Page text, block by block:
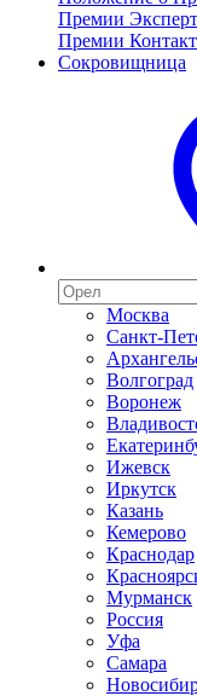
Премии
Премии
Сокровищница
Москва
Санкт-
Волгоград
Воронеж
Ижевск
Иркутск
Казань
Кемерово
Краснодар
Мурманск
Россия
Уфа
Самара